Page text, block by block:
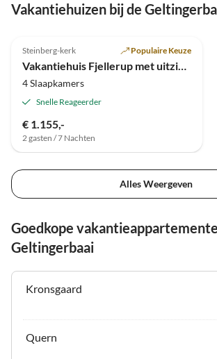
Vakantiehuizen bij de
Steinberg-kerk Populaire Keuze
Vakantiehuis Fjellerup met uitzicht op het water
4 Slaapkamers
Snelle Reageerder
€ 1.155,-
2 gasten / 7 Nachten
Alles Weergeven
Goedkope
Geltingerbaai
Kronsgaard
Quern